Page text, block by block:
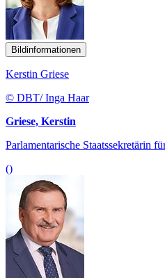
Bildinformationen
Kerstin Griese
© DBT/ Inga Haar
Griese, Kerstin
Parlamentarische Staatssekretärin
()